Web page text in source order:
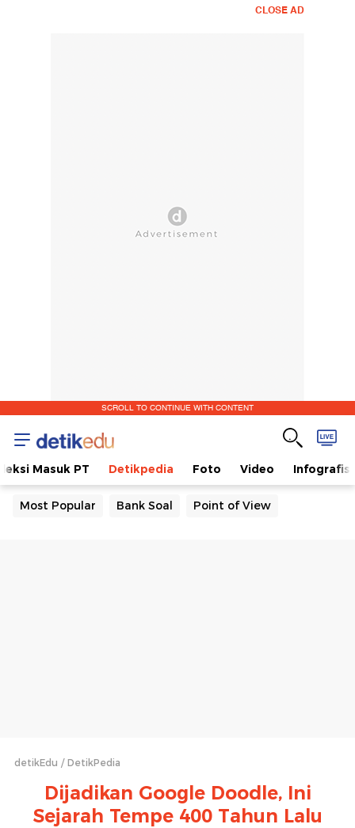
CLOSE AD
SCROLL TO CONTINUE WITH CONTENT
Masuk PT Detikpedia Foto Video Infografis
Most Popular Bank Soal Point of View
detikEdu DetikPedia
Dijadikan Google Doodle, Ini
Sejarah Tempe 400 Tahun Lalu